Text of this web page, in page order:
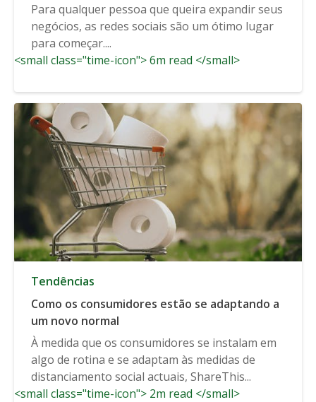
Para qualquer pessoa que queira expandir seus
negócios, as redes sociais são um ótimo lugar
para começar....
<small class="time-icon"> 6m read </small>
Tendências
Como os consumidores estão se adaptando a
um novo normal
À medida que os consumidores se instalam em
algo de rotina e se adaptam às medidas de
distanciamento social actuais, ShareThis...
<small class="time-icon"> 2m read </small>